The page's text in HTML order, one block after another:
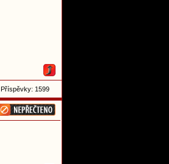
Příspěvky: 1599